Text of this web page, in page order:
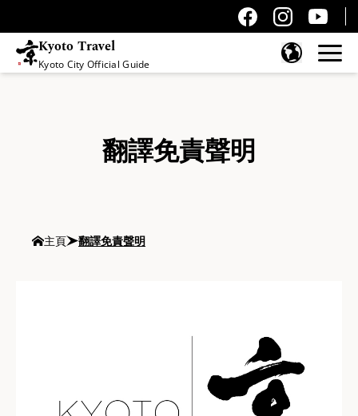
Kyoto Travel
Kyoto City Official Guide
翻譯免責聲明
主頁 翻譯免責聲明